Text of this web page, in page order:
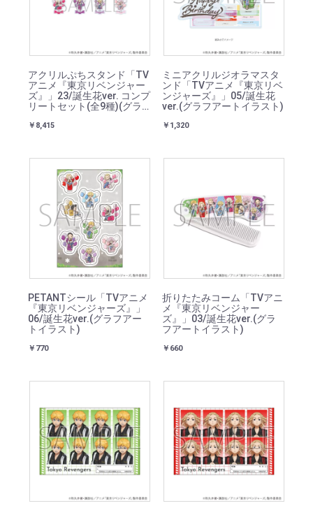
アクリルぷちスタンド「TV
アニメ『東京リベンジャー
ズ』」23/誕生花ver. コンプ
リートセット(全9種)(グラ
￥8,415
ミニアクリルジオラマスタ
ンド「TVアニメ『東京リベ
ンジャーズ』」05/誕生花
ver.(グラフアートイラスト)
￥1,320
PETANTシール「TVアニメ
『東京リベンジャーズ』」
06/誕生花ver.(グラフアー
トイラスト)
￥770
折りたたみコーム「TVアニ
メ『東京リベンジャー
ズ』」03/誕生花ver.(グラ
フアートイラスト)
￥660